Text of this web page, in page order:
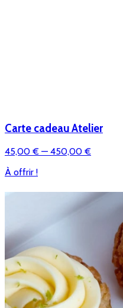
Carte cadeau Atelier
45,00 € — 450,00 €
À offrir !